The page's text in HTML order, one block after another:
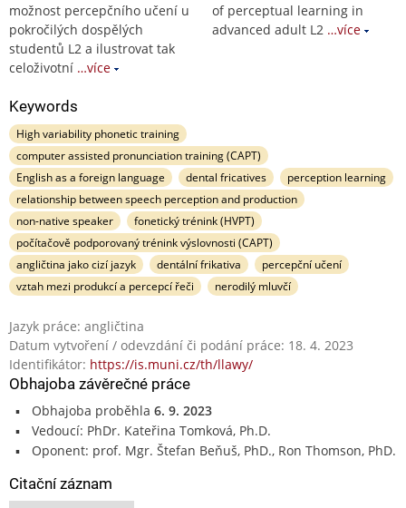
možnost percepčního učení u
pokročilých dospělých
studentů L2 a ilustrovat tak
celoživotní …více
of perceptual learning in
advanced adult L2 …více
Keywords
High variability phonetic training
computer assisted pronunciation training (CAPT)
English as a foreign language
dental fricatives
perception learning
relationship between speech perception and production
non-native speaker
fonetický trénink (HVPT)
počítačově podporovaný trénink výslovnosti (CAPT)
angličtina jako cizí jazyk
dentální frikativa
percepční učení
vztah mezi produkcí a percepcí řeči
nerodilý mluvčí
Jazyk práce: angličtina
Datum vytvoření / odevzdání či podání práce: 18. 4. 2023
Identifikátor: https://is.muni.cz/th/llawy/
Obhajoba závěrečné práce
Obhajoba proběhla 6. 9. 2023
Vedoucí: PhDr. Kateřina Tomková, Ph.D.
Oponent: prof. Mgr. Štefan Beňuš, PhD., Ron Thomson, PhD.
Citační záznam